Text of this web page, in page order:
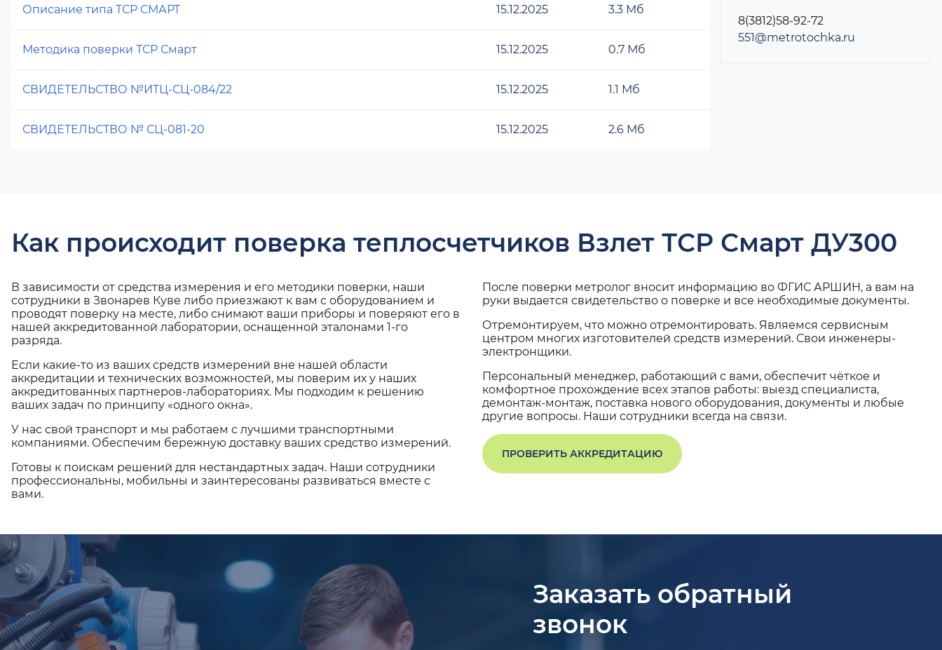
Описание типа ТСР СМАРТ 15.12.2025 3.3 Мб
Методика поверки ТСР Смарт 15.12.2025 0.7 Мб
СВИДЕТЕЛЬСТВО №ИТЦ-СЦ-084/22 15.12.2025 1.1 Мб
СВИДЕТЕЛЬСТВО № СЦ-081-20 15.12.2025 2.6 Мб
8(3812)58-92-72
551@metrotochka.ru
Как происходит поверка теплосчетчиков Взлет ТСР Смарт ДУ300
В зависимости от средства измерения и его методики поверки, наши
сотрудники в Звонарев Куве либо приезжают к вам с оборудованием и
проводят поверку на месте, либо снимают ваши приборы и поверяют его в
нашей аккредитованной лаборатории, оснащенной эталонами 1-го
разряда.
Если какие-то из ваших средств измерений вне нашей области
аккредитации и технических возможностей, мы поверим их у наших
аккредитованных партнеров-лабораториях. Мы подходим к решению
ваших задач по принципу «одного окна».
У нас свой транспорт и мы работаем с лучшими транспортными
компаниями. Обеспечим бережную доставку ваших средство измерений.
Готовы к поискам решений для нестандартных задач. Наши сотрудники
профессиональны, мобильны и заинтересованы развиваться вместе с
вами.
После поверки метролог вносит информацию во ФГИС АРШИН, а вам на
руки выдается свидетельство о поверке и все необходимые документы.
Отремонтируем, что можно отремонтировать. Являемся сервисным
центром многих изготовителей средств измерений. Свои инженеры-
электронщики.
Персональный менеджер, работающий с вами, обеспечит чёткое и
комфортное прохождение всех этапов работы: выезд специалиста,
демонтаж-монтаж, поставка нового оборудования, документы и любые
другие вопросы. Наши сотрудники всегда на связи.
ПРОВЕРИТЬ АККРЕДИТАЦИЮ
Заказать обратный
звонок